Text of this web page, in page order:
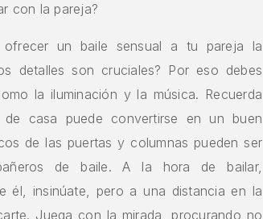
con la pareja?
un baile sensual a tu pareja la
detalles son cruciales? Por eso debes
la iluminación y la música. Recuerda
de casa puede convertirse en un buen
de las puertas y columnas pueden ser
de baile. A la hora de bailar,
él, insinúate, pero a una distancia en la
Juega con la mirada, procurando no